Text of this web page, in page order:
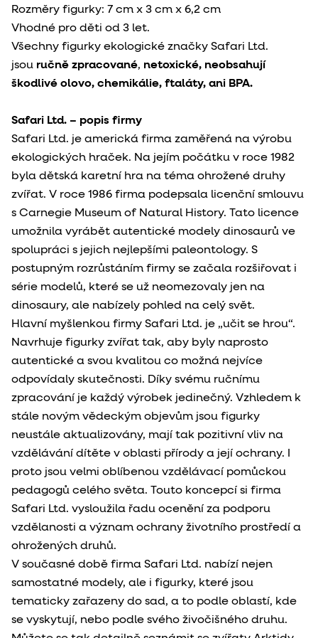
Rozměry figurky: 7 cm x 3 cm x 6,2 cm
Vhodné pro děti od 3 let.
Všechny figurky ekologické značky Safari Ltd.
jsou ručně zpracované, netoxické, neobsahují
škodlivé olovo, chemikálie, ftaláty, ani BPA.
Safari Ltd. – popis firmy
Safari Ltd. je americká firma zaměřená na výrobu
ekologických hraček. Na jejím počátku v roce 1982
byla dětská karetní hra na téma ohrožené druhy
zvířat. V roce 1986 firma podepsala licenční smlouvu
s Carnegie Museum of Natural History. Tato licence
umožnila vyrábět autentické modely dinosaurů ve
spolupráci s jejich nejlepšími paleontology. S
postupným rozrůstáním firmy se začala rozšiřovat i
série modelů, které se už neomezovaly jen na
dinosaury, ale nabízely pohled na celý svět.
Hlavní myšlenkou firmy Safari Ltd. je „učit se hrou“.
Navrhuje figurky zvířat tak, aby byly naprosto
autentické a svou kvalitou co možná nejvíce
odpovídaly skutečnosti. Díky svému ručnímu
zpracování je každý výrobek jedinečný. Vzhledem k
stále novým vědeckým objevům jsou figurky
neustále aktualizovány, mají tak pozitivní vliv na
vzdělávání dítěte v oblasti přírody a její ochrany. I
proto jsou velmi oblíbenou vzdělávací pomůckou
pedagogů celého světa. Touto koncepcí si firma
Safari Ltd. vysloužila řadu ocenění za podporu
vzdělanosti a význam ochrany životního prostředí a
ohrožených druhů.
V současné době firma Safari Ltd. nabízí nejen
samostatné modely, ale i figurky, které jsou
tematicky zařazeny do sad, a to podle oblastí, kde
se vyskytují, nebo podle svého živočišného druhu.